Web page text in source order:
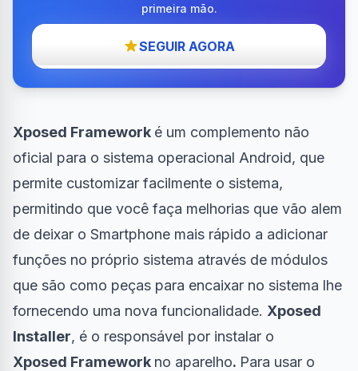
primeira mão.
SEGUIR AGORA
Xposed Framework é um complemento não
oficial para o sistema operacional Android, que
permite customizar facilmente o sistema,
permitindo que você faça melhorias que vão alem
de deixar o Smartphone mais rápido a adicionar
funções no próprio sistema através de módulos
que são como peças para encaixar no sistema lhe
fornecendo uma nova funcionalidade. Xposed
Installer, é o responsável por instalar o
Xposed Framework no aparelho. Para usar o